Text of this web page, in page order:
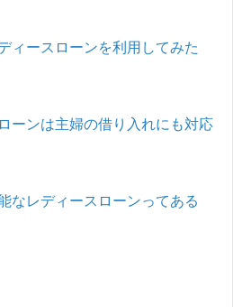
ィースローンを利用してみた
ーンは主婦の借り入れにも対応
なレディースローンってある